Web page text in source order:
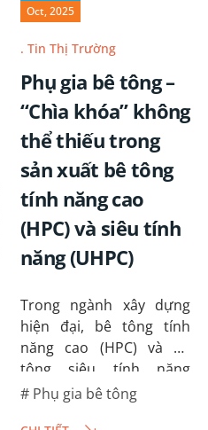
Oct, 2025
Tin Thị Trường
Phụ gia bê tông –
“Chìa khóa” không
thể thiếu trong
sản xuất bê tông
tính năng cao
(HPC) và siêu tính
năng (UHPC)
Trong ngành xây dựng
hiện đại, bê tông tính
năng cao (HPC) và bê
tông siêu tính năng
(UHPC) được xem là
Phụ gia bê tông